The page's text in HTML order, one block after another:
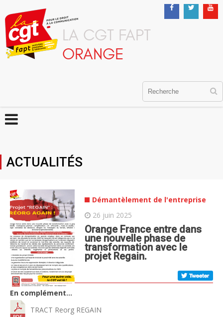
LA CGT FAPT
ORANGE
ACTUALITÉS
Démantèlement de l'entreprise
26 juin 2025
Orange France entre dans
une nouvelle phase de
transformation avec le
projet Regain.
En complément…
TRACT Reorg REGAIN